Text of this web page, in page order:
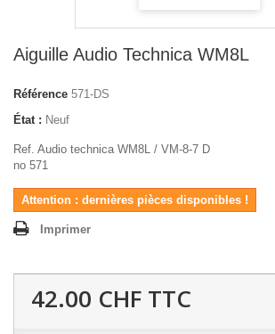
Aiguille Audio Technica WM8L
Référence 571-DS
État : Neuf
Ref. Audio technica WM8L / VM-8-7 D
no 571
Attention : dernières pièces disponibles !
Imprimer
42.00 CHF TTC